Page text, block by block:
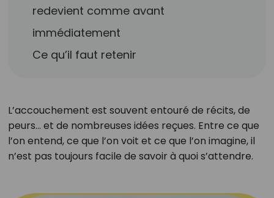
redevient comme avant
immédiatement
Ce qu’il faut retenir
L’accouchement est souvent entouré de récits, de
peurs… et de nombreuses idées reçues. Entre ce que
l’on entend, ce que l’on voit et ce que l’on imagine, il
n’est pas toujours facile de savoir à quoi s’attendre.